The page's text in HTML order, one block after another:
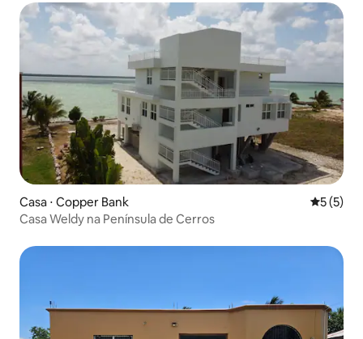
Casa ⋅ Copper Bank 5 de
5 (5)
Casa Weldy na Península de Cerros